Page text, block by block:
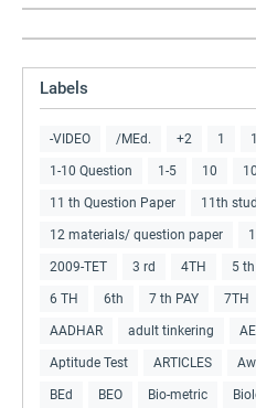
Labels
-VIDEO /MEd. +2 1
1-10 Question 1-5 10
11 th Question Paper 11th
12 materials/ question paper
2009-TET 3 rd 4TH 5
6 TH 6th 7 th PAY 7TH
AADHAR adult tinkering
Aptitude Test ARTICLES
BEd BEO Bio-metric